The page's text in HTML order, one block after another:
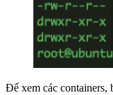
Để xem các containers,